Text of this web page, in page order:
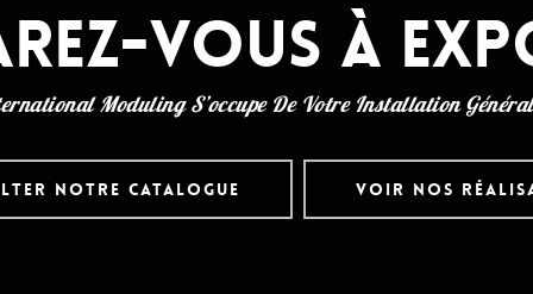
vous à
Moduling S’occupe De Votre Installation
NOTRE CATALOGUE VOIR NOS